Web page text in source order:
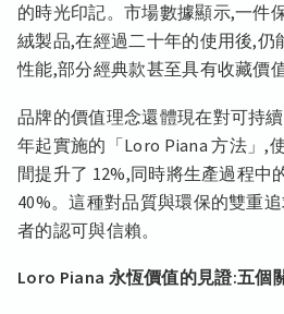
的時光印記。市場數據顯示,一件
絨製品,在經過二十年的使用後,仍
性能,部分經典款甚至具有收藏價值
品牌的價值理念還體現在對可持
年起實施的「Loro Piana 方法」,
間提升了 12%,同時將生產過程中
40%。這種對品質與環保的雙重
者的認可與信賴。
Loro Piana 永恆價值的見證:五個